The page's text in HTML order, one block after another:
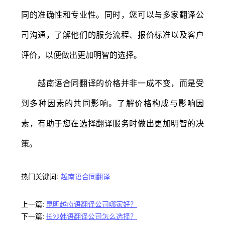
同的准确性和专业性。同时，您可以与多家翻译公
司沟通，了解他们的服务流程、报价标准以及客户
评价，以便做出更加明智的选择。
越南语合同翻译的价格并非一成不变，而是受
到多种因素的共同影响。了解价格构成与影响因
素，有助于您在选择翻译服务时做出更加明智的决
策。
热门关键词: 越南语合同翻译
上一篇: 昆明越南语翻译公司哪家好？
下一篇: 长沙韩语翻译公司怎么选择？